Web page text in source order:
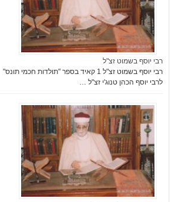
רבי יוסף בשמוט זצ"ל
רבי יוסף בשמוט זצ"ל 1 קאיד בספר "תולדות חכמי תונס"
לרבי יוסף הכהן טנוג'י זצ"ל …